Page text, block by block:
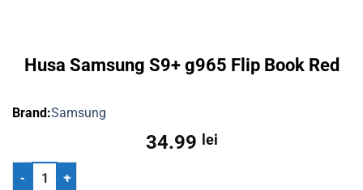
Husa Samsung S9+ g965 Flip Book Red
Samsung
34.99 lei
Husa Samsung S9+ g965 Flip Book Red quantity